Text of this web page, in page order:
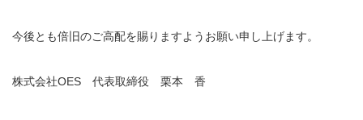
今後とも倍旧のご高配を賜りますようお願い申し上げます。
株式会社OES 代表取締役 栗本 香